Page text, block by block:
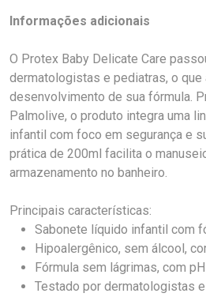
Informações adicionais
O Protex Baby Delicate Care
dermatologistas e pediatras, o que
desenvolvimento de sua fórmula.
Palmolive, o produto integra uma
infantil com foco em segurança e
prática de 200ml facilita o
armazenamento no banheiro.
Principais características:
Sabonete líquido infantil com
Hipoalergênico, sem álcool,
Fórmula sem lágrimas, com
Testado por dermatologistas